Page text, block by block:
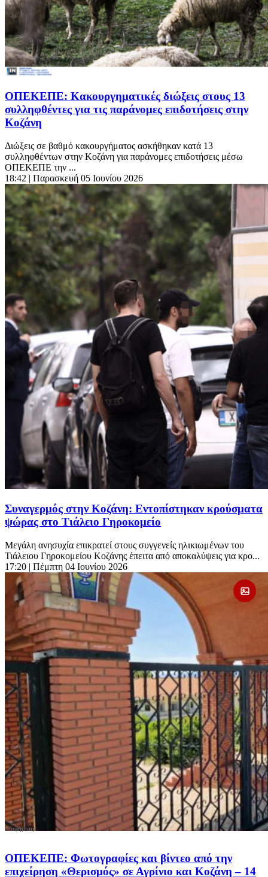
ΟΠΕΚΕΠΕ: Κακουργηματικές διώξεις στους 13
συλληφθέντες για τις παράνομες επιδοτήσεις στην
Κοζάνη
Διώξεις σε βαθμό κακουργήματος ασκήθηκαν κατά 13
συλληφθέντων στην Κοζάνη για παράνομες επιδοτήσεις μέσω
ΟΠΕΚΕΠΕ την ...
18:42 | Παρασκευή 05 Ιουνίου 2026
Συναγερμός στην Κοζάνη: Εντοπίστηκαν κρούσματα
ψώρας στο Τιάλειο Γηροκομείο
Μεγάλη ανησυχία επικρατεί στους συγγενείς ηλικιωμένων του
Τιάλειου Γηροκομείου Κοζάνης έπειτα από αποκαλύψεις για κρο...
17:20 | Πέμπτη 04 Ιουνίου 2026
ΟΠΕΚΕΠΕ: Φωτογραφίες και βίντεο από την
επιχείρηση «Θερισμός» σε Αγρίνιο και Κοζάνη – 14